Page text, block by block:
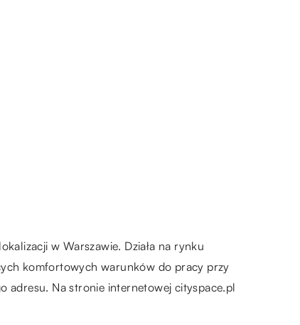
w Warszawie. Działa na rynku
komfortowych warunków do pracy przy
adresu. Na stronie internetowej cityspace.pl